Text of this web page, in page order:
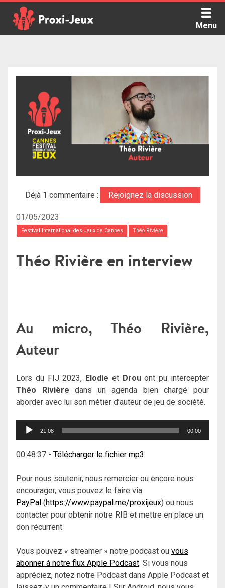
content
Menu
Déjà 1 commentaire : Rejoignez la discussion
01/05/2023
Festival International des Jeux de Cannes Théo Rivière
Théo Rivière en interview
Au micro, Théo Rivière,
Auteur
Lors du FIJ 2023, Elodie et Drouont pu intercepter
Théo Rivière dans un agenda bien chargé pour
aborder avec lui son métier d’auteur de jeu de société.
Lecteur
21:08 00:00
00:48:37 - Télécharger le fichier mp3
Pour nous soutenir, nous remercier ou encore nous
encourager, vous pouvez le faire via
PayPal (https://www.paypal.me/proxijeux) ou nous
contacter pour obtenir notre RIB et mettre en place un
don récurrent.
Vous pouvez « streamer » notre podcast ou vous
abonner à notre flux Apple Podcast. Si vous nous
appréciez, notez notre Podcast dans Apple Podcast et